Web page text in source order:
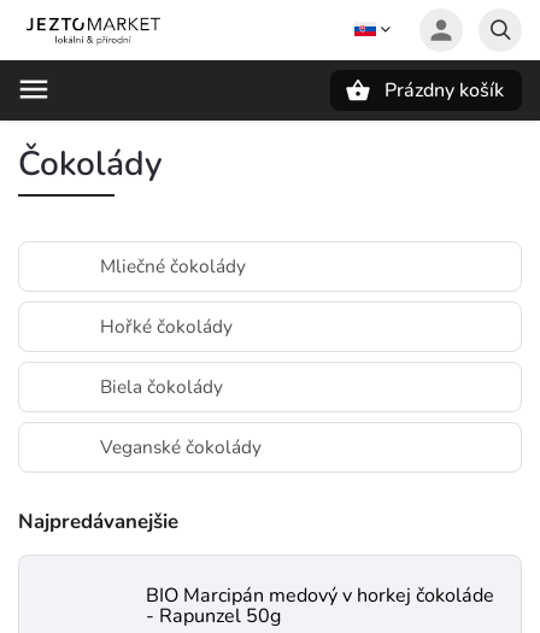
Prázdny košík
Čokolády
Mliečné čokolády
Hořké čokolády
Biela čokolády
Veganské čokolády
Najpredávanejšie
BIO Marcipán medový v horkej čokoláde
- Rapunzel 50g